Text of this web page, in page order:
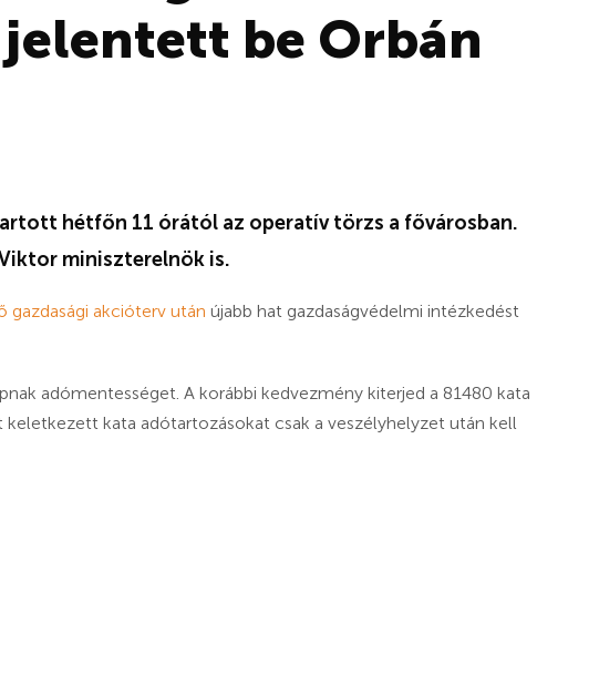
be Orbán
hétfőn 11 órától az operatív törzs a fővárosban.
miniszterelnök is.
gazdasági akcióterv után újabb hat gazdaságvédelmi intézkedést
adómentességet. A korábbi kedvezmény kiterjed a 81480 kata
kata adótartozásokat csak a veszélyhelyzet után kell